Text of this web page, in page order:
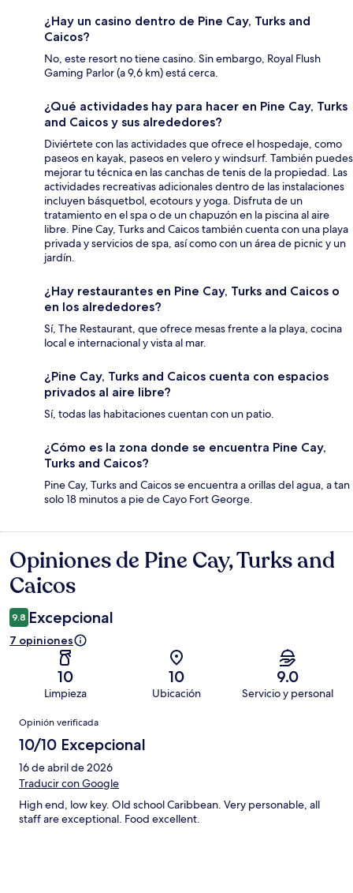
¿Hay un casino dentro de Pine Cay, Turks and
Caicos?
No, este resort no tiene casino. Sin embargo, Royal Flush
Gaming Parlor (a 9,6 km) está cerca.
¿Qué actividades hay para hacer en Pine Cay, Turks
and Caicos y sus alrededores?
Diviértete con las actividades que ofrece el hospedaje, como
paseos en kayak, paseos en velero y windsurf. También puedes
mejorar tu técnica en las canchas de tenis de la propiedad. Las
actividades recreativas adicionales dentro de las instalaciones
incluyen básquetbol, ecotours y yoga. Disfruta de un
tratamiento en el spa o de un chapuzón en la piscina al aire
libre. Pine Cay, Turks and Caicos también cuenta con una playa
privada y servicios de spa, así como con un área de picnic y un
jardín.
¿Hay restaurantes en Pine Cay, Turks and Caicos o
en los alrededores?
Sí, The Restaurant, que ofrece mesas frente a la playa, cocina
local e internacional y vista al mar.
¿Pine Cay, Turks and Caicos cuenta con espacios
privados al aire libre?
Sí, todas las habitaciones cuentan con un patio.
¿Cómo es la zona donde se encuentra Pine Cay,
Turks and Caicos?
Pine Cay, Turks and Caicos se encuentra a orillas del agua, a tan
solo 18 minutos a pie de Cayo Fort George.
Opiniones
Opiniones de Pine Cay, Turks and
Caicos
9.8 Excepcional
7 opiniones
10
Limpieza
10
Ubicación
9.0
Servicio y personal
Opiniones
Opinión verificada
10/10 Excepcional
16 de abril de 2026
Traducir con Google
High end, low key. Old school Caribbean. Very personable, all
staff are exceptional. Food excellent.